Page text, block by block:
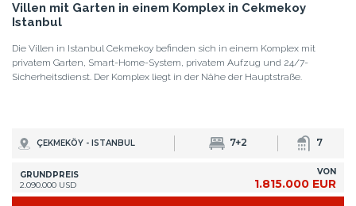
Villen mit Garten in einem Komplex in Cekmekoy
Istanbul
Die Villen in Istanbul Cekmekoy befinden sich in einem Komplex mit
privatem Garten, Smart-Home-System, privatem Aufzug und 24/7-
Sicherheitsdienst. Der Komplex liegt in der Nähe der Hauptstraße.
ÇEKMEKÖY - ISTANBUL 7+2 7
GRUNDPREIS
2.090.000 USD
VON
1.815.000 EUR